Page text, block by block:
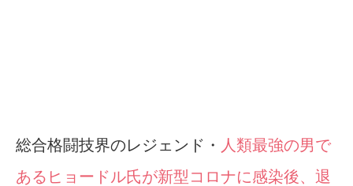
総合格闘技界のレジェンド・ 人類最強の男で
あるヒョードル氏が新型コロナに感染後、退